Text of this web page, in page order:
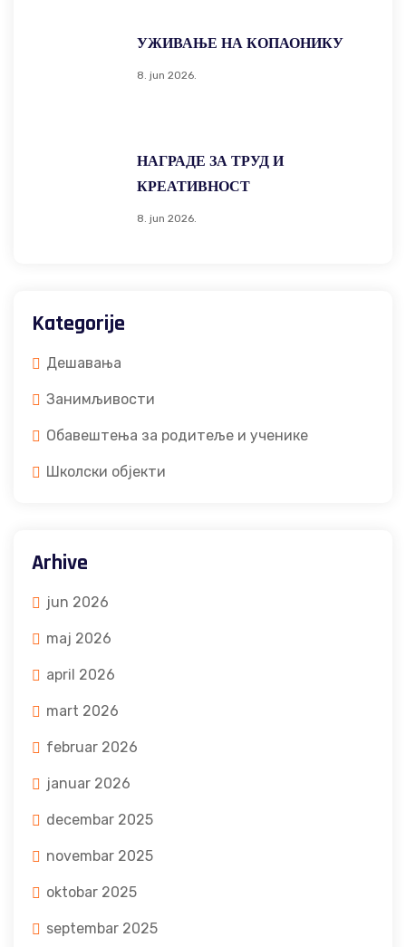
УЖИВАЊЕ НА КОПАОНИКУ
8. jun 2026.
НАГРАДЕ ЗА ТРУД И
КРЕАТИВНОСТ
8. jun 2026.
Kategorije
Дешавања
Занимљивости
Обавештења за родитеље и ученике
Школски објекти
Arhive
jun 2026
maj 2026
april 2026
mart 2026
februar 2026
januar 2026
decembar 2025
novembar 2025
oktobar 2025
septembar 2025